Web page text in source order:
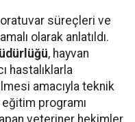
süreçleri ve
olarak anlatıldı.
, hayvan
hastalıklarla
amacıyla teknik
programı
veteriner hekimler